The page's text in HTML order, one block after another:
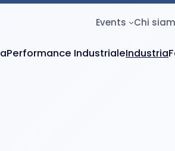
Events Chi
Performance IndustrialeIndustria